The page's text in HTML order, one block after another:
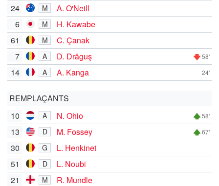
24 M
A. O'Neill
6
M
H. Kawabe
61
M
C. Çanak
7
A D. Drăguş 58'
14 A A. Kanga 24'
REMPLAÇANTS
10
A N. Ohio 58'
13 D M. Fossey 67'
30 G
L. Henkinet
51
D
L. Noubi
21
M
R. Mundle